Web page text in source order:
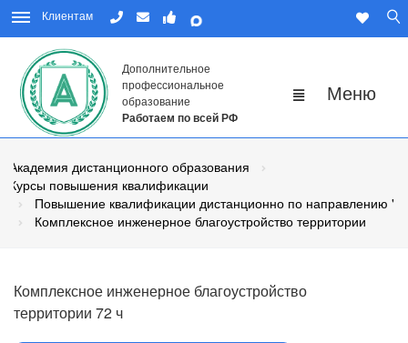
Клиентам
Дополнительное
профессиональное
образование
Работаем по всей РФ
Академия дистанционного образования
Курсы повышения квалификации
Повышение квалификации дистанционно по направлению
Комплексное инженерное благоустройство территории
Комплексное инженерное благоустройство
территории 72 ч